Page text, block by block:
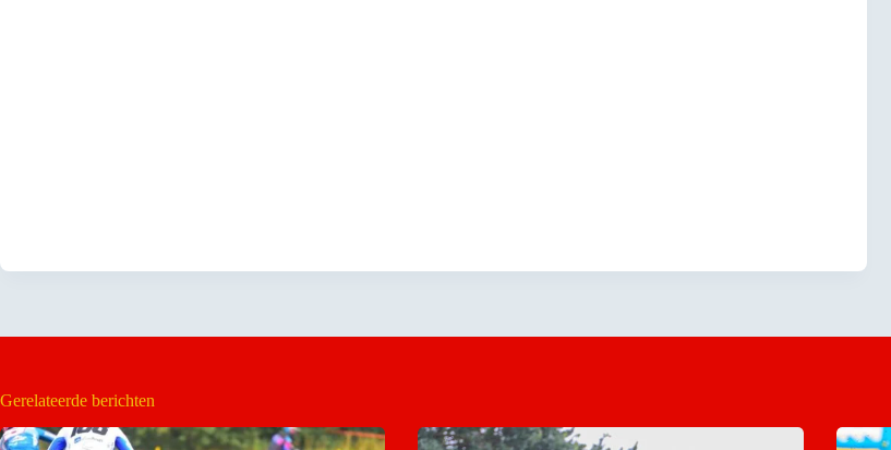
Gerelateerde berichten